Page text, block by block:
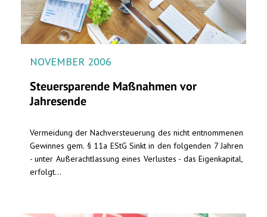
NOVEMBER 2006
Steuersparende Maßnahmen vor
Jahresende
Vermeidung der Nachversteuerung des nicht entnommenen
Gewinnes gem. § 11a EStG Sinkt in den folgenden 7 Jahren
- unter Außerachtlassung eines Verlustes - das Eigenkapital,
erfolgt...